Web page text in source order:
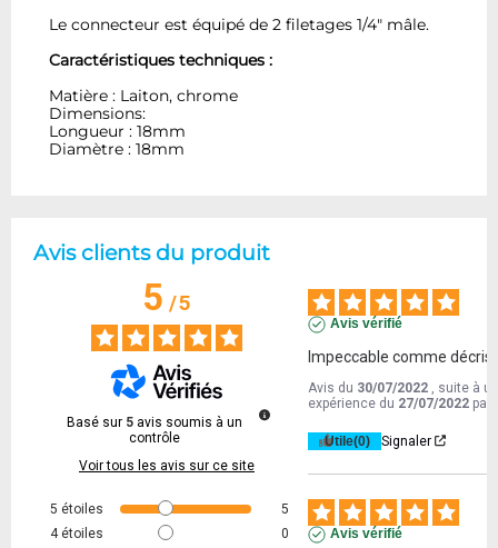
Le connecteur est équipé de 2 filetages 1/4" mâle.
Caractéristiques techniques :
Matière : Laiton, chrome
Dimensions:
Longueur : 18mm
Diamètre : 18mm
Avis clients du produit
5/5
Basé sur 5 avis soumis à un
contrôle
Voir tous les avis sur ce site
5 étoiles
5
4 étoiles
0
Avis vérifié
Impeccable comme décris
Avis du 30/07/2022
, suite à
expérience du 27/07/2022 par
Utile(0) Signaler
Avis vérifié